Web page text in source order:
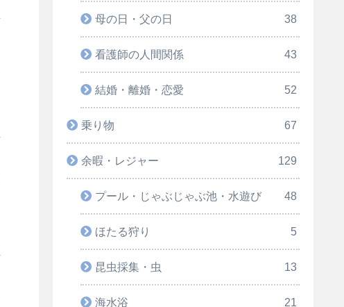
母の日・父の日 38
看護師の人間関係 43
結婚・離婚・恋愛 52
乗り物 67
余暇・レジャー 129
プール・じゃぶじゃぶ池・水遊び 48
ほたる狩り 5
昆虫採集・虫 13
海水浴 21